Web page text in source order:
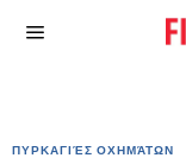
ΠΥΡΚΑΓΙΈΣ ΟΧΗΜΆΤΩΝ